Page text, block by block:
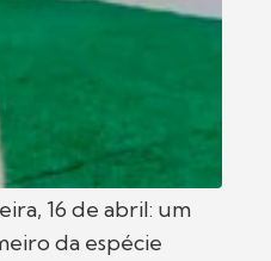
16 de abril: um
da espécie